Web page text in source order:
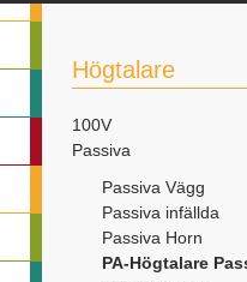
Högtalare
100V
Passiva
Passiva Vägg
Passiva infällda
Passiva Horn
PA-Högtalare